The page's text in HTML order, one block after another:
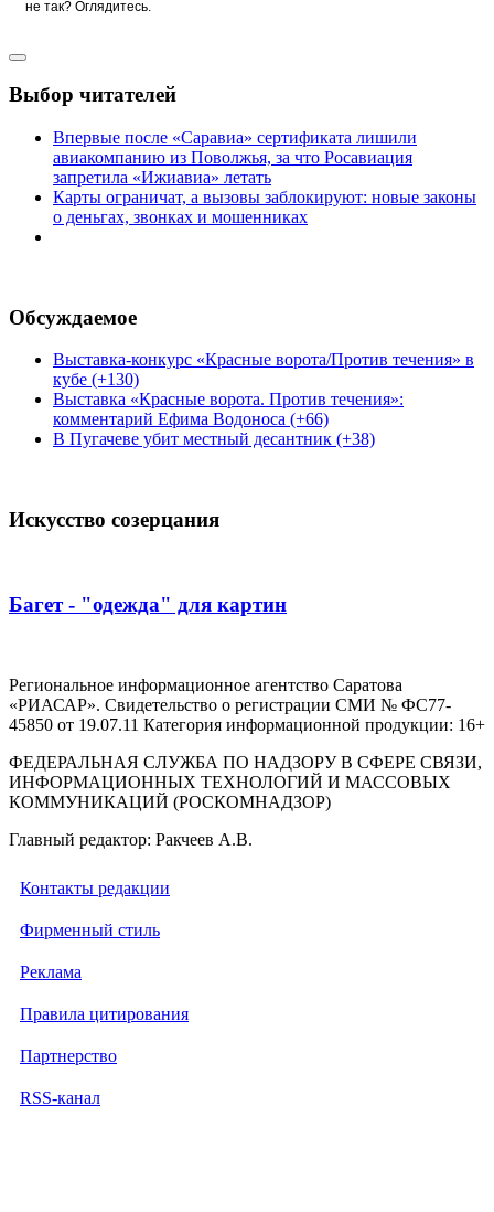
не так? Оглядитесь.
Выбор читателей
Впервые после «Саравиа» сертификата лишили
авиакомпанию из Поволжья, за что Росавиация
запретила «Ижиавиа» летать
Карты ограничат, а вызовы заблокируют: новые законы
о деньгах, звонках и мошенниках
Обсуждаемое
Выставка-конкурс «Красные ворота/Против течения» в
кубе (+130)
Выставка «Красные ворота. Против течения»:
комментарий Ефима Водоноса (+66)
В Пугачеве убит местный десантник (+38)
Искусство созерцания
Багет - "одежда" для картин
Региональное информационное агентство Саратова
«РИАСАР». Свидетельство о регистрации СМИ № ФС77-
45850 от 19.07.11 Категория информационной продукции: 16+
ФЕДЕРАЛЬНАЯ СЛУЖБА ПО НАДЗОРУ В СФЕРЕ СВЯЗИ,
ИНФОРМАЦИОННЫХ ТЕХНОЛОГИЙ И МАССОВЫХ
КОММУНИКАЦИЙ (РОСКОМНАДЗОР)
Главный редактор: Ракчеев А.В.
Контакты редакции
Фирменный стиль
Реклама
Правила цитирования
Партнерство
RSS-канал